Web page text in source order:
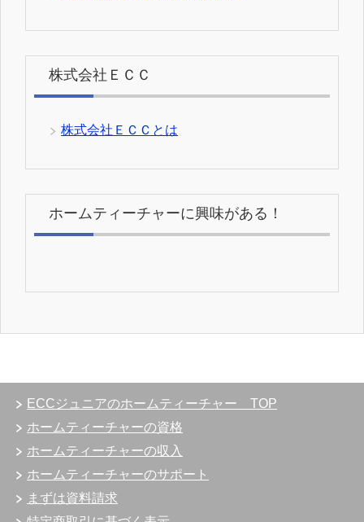
株式会社ＥＣＣ
株式会社ＥＣＣとは
ホームティーチャーに興味がある！
ECCジュニアのホームティーチャー TOP
ホームティーチャーの資格
ホームティーチャーの収入
ホームティーチャーのサポート
まずは資料請求